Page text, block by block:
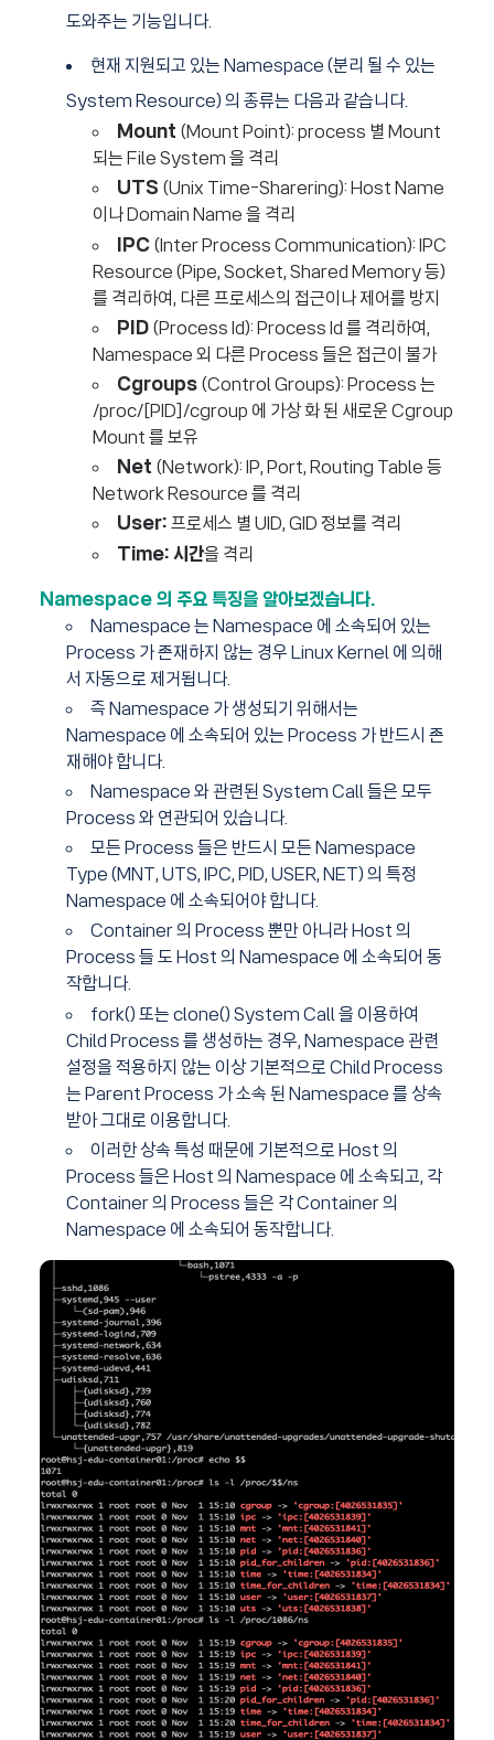
도와주는 기능입니다.
현재 지원되고 있는 Namespace (분리 될 수 있는
System Resource) 의 종류는 다음과 같습니다.
Mount (Mount Point): process 별 Mount
되는 File System 을 격리
UTS (Unix Time-Sharering): Host Name
이나 Domain Name 을 격리
IPC (Inter Process Communication): IPC
Resource (Pipe, Socket, Shared Memory 등)
를 격리하여, 다른 프로세스의 접근이나 제어를 방지
PID (Process Id): Process Id 를 격리하여,
Namespace 외 다른 Process 들은 접근이 불가
Cgroups (Control Groups): Process 는
/proc/[PID]/cgroup 에 가상 화 된 새로운 Cgroup
Mount 를 보유
Net (Network): IP, Port, Routing Table 등
Network Resource 를 격리
User: 프로세스 별 UID, GID 정보를 격리
Time: 시간을 격리
Namespace 의 주요 특징을 알아보겠습니다.
Namespace 는 Namespace 에 소속되어 있는
Process 가 존재하지 않는 경우 Linux Kernel 에 의해
서 자동으로 제거됩니다.
즉 Namespace 가 생성되기 위해서는
Namespace 에 소속되어 있는 Process 가 반드시 존
재해야 합니다.
Namespace 와 관련된 System Call 들은 모두
Process 와 연관되어 있습니다.
모든 Process 들은 반드시 모든 Namespace
Type (MNT, UTS, IPC, PID, USER, NET) 의 특정
Namespace 에 소속되어야 합니다.
Container 의 Process 뿐만 아니라 Host 의
Process 들 도 Host 의 Namespace 에 소속되어 동
작합니다.
fork() 또는 clone() System Call 을 이용하여
Child Process 를 생성하는 경우, Namespace 관련
설정을 적용하지 않는 이상 기본적으로 Child Process
는 Parent Process 가 소속 된 Namespace 를 상속
받아 그대로 이용합니다.
이러한 상속 특성 때문에 기본적으로 Host 의
Process 들은 Host 의 Namespace 에 소속되고, 각
Container 의 Process 들은 각 Container 의
Namespace 에 소속되어 동작합니다.